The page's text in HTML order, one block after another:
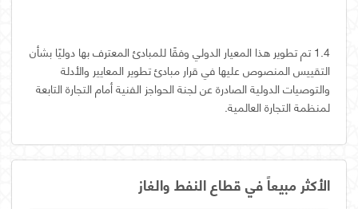
1.4 تم تطوير هذا المعيار الدولي وفقًا للمبادئ المعترف بها دوليًا بشأن
التقييس المنصوص عليها في قرار مبادئ تطوير المعايير والأدلة
والتوصيات الدولية الصادرة عن لجنة الحواجز الفنية أمام التجارة التابعة
لمنظمة التجارة العالمية.
الأكثر مبيعاً في قطاع النفط والغاز